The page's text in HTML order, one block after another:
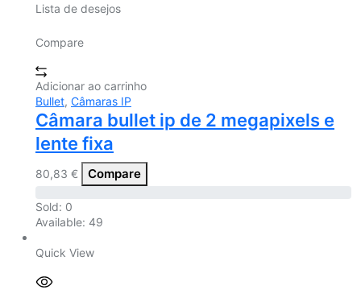
Lista de desejos
Compare
Adicionar ao carrinho
Bullet, Câmaras IP
Câmara bullet ip de 2 megapixels e
lente fixa
80,83 € Compare
Sold: 0
Available: 49
Quick View